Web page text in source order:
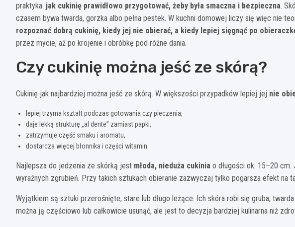
praktyka: jak cukinię prawidłowo przygotować, żeby była smaczna i bezpieczna.
czasem bywa twarda, gorzka albo pełna pestek. W kuchni domowej liczy się więc nie
rozpoznać dobrą cukinię, kiedy jej nie obierać, a kiedy lepiej sięgnąć po
przez mycie, aż po krojenie i obróbkę pod różne dania.
Czy cukinię można jeść ze skórą?
Cukinię jak najbardziej można jeść ze skórą. W większości przypadków lepiej jej nie
lepiej trzyma kształt podczas gotowania czy pieczenia,
daje lekką strukturę „al dente” zamiast papki,
zatrzymuje część smaku i aromatu,
dostarcza więcej błonnika i części witamin.
Najlepsza do jedzenia ze skórką jest młoda, nieduża cukinia o długości ok. 15–20 cm.
wyraźnych zgrubień. Przy takich sztukach obieranie zazwyczaj tylko pogarsza efekt na
Wyjątkiem są sztuki przerośnięte, stare lub długo leżące. Ich skóra robi się gruba,
można ją częściowo lub całkowicie usunąć, ale jest to decyzja bardziej kulinarna niż